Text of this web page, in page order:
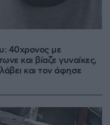
40χρονος με
και βίαζε γυναίκες,
και τον άφησε